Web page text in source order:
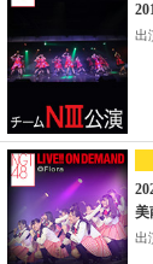
出
美
出